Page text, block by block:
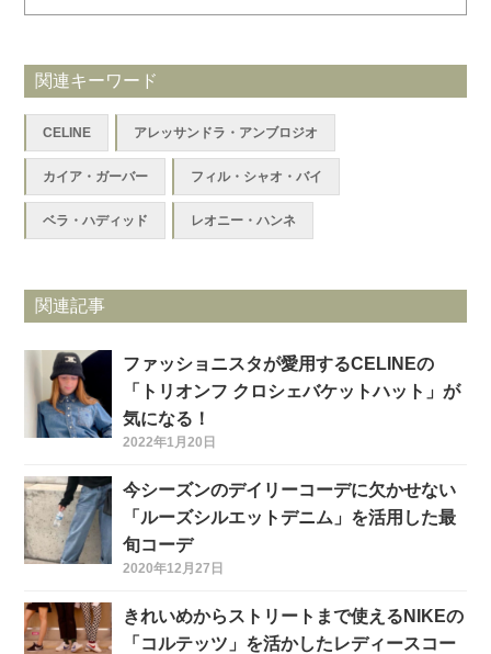
関連キーワード
CELINE アレッサンドラ・アンブロジオ
カイア・ガーバー フィル・シャオ・バイ
ベラ・ハディッド レオニー・ハンネ
関連記事
ファッショニスタが愛用するCELINEの
「トリオンフ クロシェバケットハット」が
気になる！
2022年1月20日
今シーズンのデイリーコーデに欠かせない
「ルーズシルエットデニム」を活用した最
旬コーデ
2020年12月27日
きれいめからストリートまで使えるNIKEの
「コルテッツ」を活かしたレディースコー